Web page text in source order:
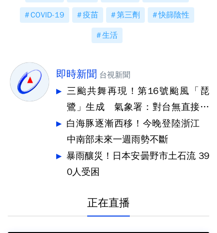
COVID-19 疫苗 第三劑 快篩陰性
生活
即時新聞 台視新聞
三颱共舞再現！第16號颱風「琵
鷺」生成 氣象署：對台無直接影
響
白海豚逐漸西移！今晚登陸浙江
中南部未來一週雨勢不斷
暴雨釀災！日本安曇野市土石流 39
0人受困
正在直播